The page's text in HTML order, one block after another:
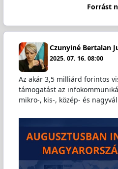
Forrást
Czunyiné Bertalan
2025. 07. 16. 08:00
Az akár 3,5 milliárd forintos
támogatást az
mikro-, kis-, közép- és